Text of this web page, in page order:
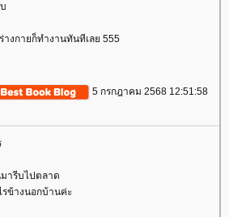
งกายก็ทำงานทันทีเลย 555
5 กรกฎาคม 2568 12:51:58
มารีบไปตลาด
ข้างนอกบ้านค่ะ